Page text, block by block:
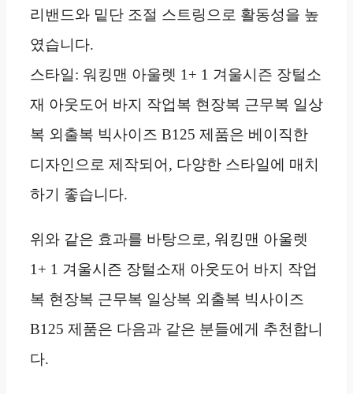
리밴드와 밑단 조절 스트링으로 활동성을 높
였습니다.
스타일: 워킹맨 아울렛 1+ 1 겨울시즌 장털소
재 아웃도어 바지 작업복 현장복 근무복 일상
복 외출복 빅사이즈 B125 제품은 베이직한
디자인으로 제작되어, 다양한 스타일에 매치
하기 좋습니다.
위와 같은 효과를 바탕으로, 워킹맨 아울렛
1+ 1 겨울시즌 장털소재 아웃도어 바지 작업
복 현장복 근무복 일상복 외출복 빅사이즈
B125 제품은 다음과 같은 분들에게 추천합니
다.